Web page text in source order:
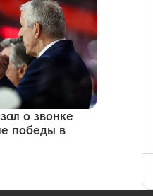
о звонке
победы в